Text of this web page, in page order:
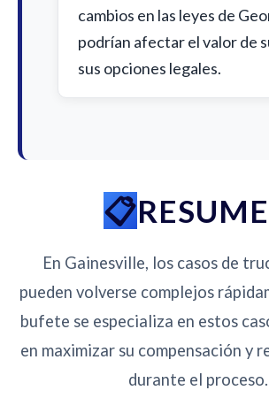
cambios en las leyes de
podrían afectar el valor de
sus opciones legales.
En Gainesville, los casos de
pueden volverse complejos
bufete se especializa en estos
en maximizar su compensación y
durante el proceso.